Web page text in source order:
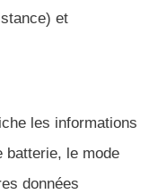
et
les informations
batterie, le mode
données